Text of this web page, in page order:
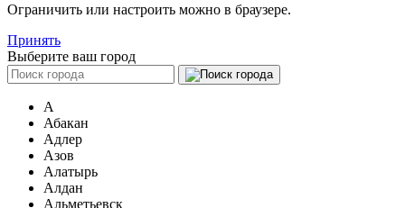
Ограничить или настроить можно в браузере.
Принять
Выберите ваш город
А
Абакан
Адлер
Азов
Алатырь
Алдан
Альметьевск